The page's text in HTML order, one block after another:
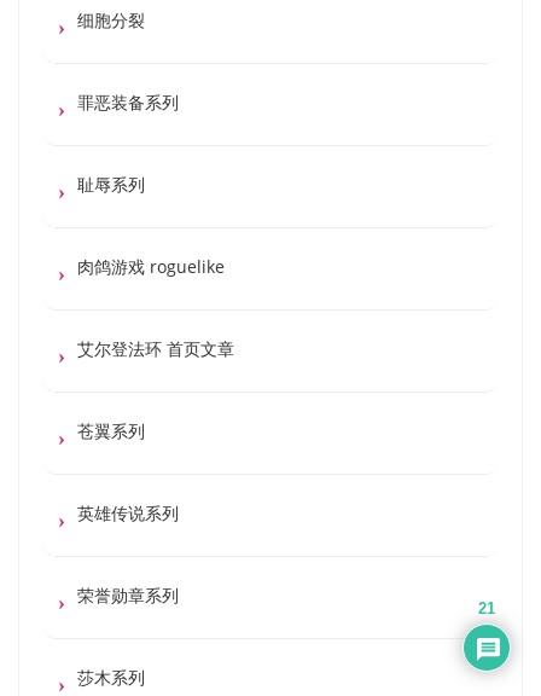
细胞分裂
罪恶装备系列
耻辱系列
肉鸽游戏 roguelike
艾尔登法环 首页文章
苍翼系列
英雄传说系列
荣誉勋章系列
莎木系列
21